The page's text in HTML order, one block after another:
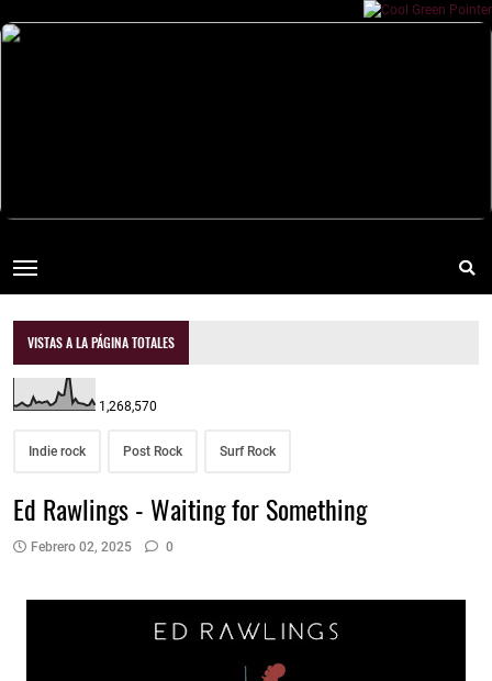
VISTAS A LA PÁGINA TOTALES
1,268,570
Indie rock Post Rock Surf Rock
Ed Rawlings - Waiting for Something
Febrero 02, 2025 0